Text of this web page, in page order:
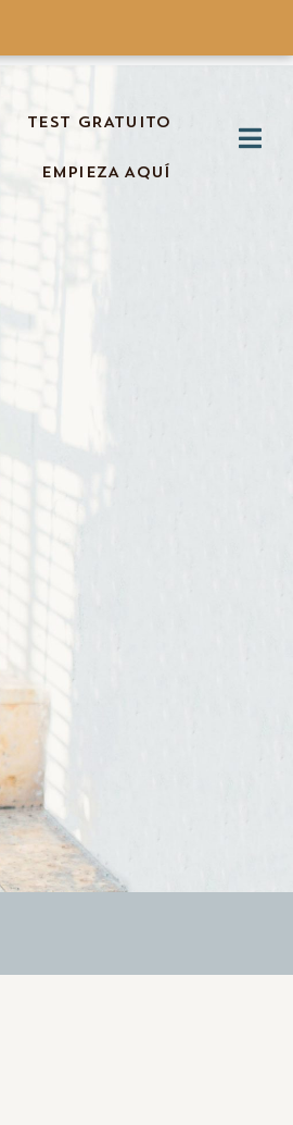
TEST GRATUITO
EMPIEZA AQUÍ